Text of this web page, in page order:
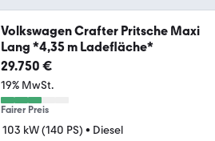
Volkswagen Crafter Pritsche Maxi
Lang *4,35 m Ladefläche*
29.750 €
19% MwSt.
Fairer Preis
103 kW (140 PS) • Diesel